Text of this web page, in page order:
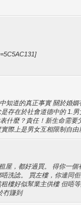
知道的真正事實 關於婚
存在於社會道德中的 1.
什麼？責任！新生命需要
際上是男女互相限制自
屋，都好過買。 得你一
洗諗。 買左樓，你連同
樓好似幫業主供樓 但唔
冇賺到